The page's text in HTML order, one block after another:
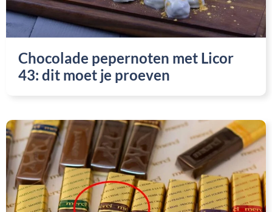
Chocolade pepernoten met Licor
43: dit moet je proeven